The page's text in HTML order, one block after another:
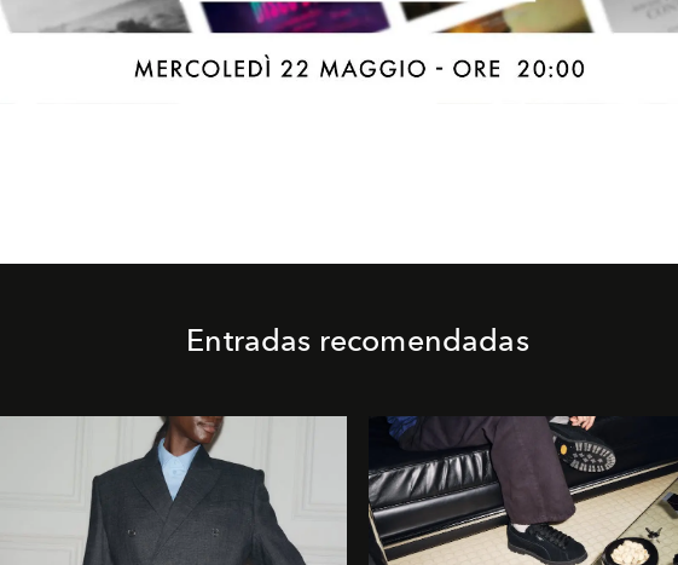
Entradas recomendadas